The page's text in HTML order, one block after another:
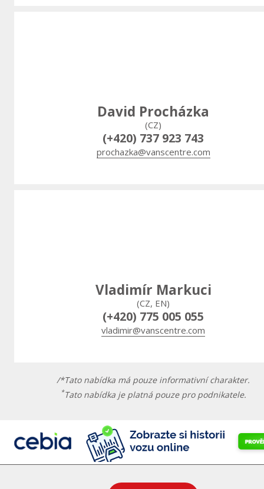
David Procházka
(CZ)
(+420) 737 923 743
prochazka@vanscentre.com
Vladimír Markuci
(CZ, EN)
(+420) 775 005 055
vladimir@vanscentre.com
/*Tato nabídka má pouze informativní charakter.
*Tato nabídka je platná pouze pro podnikatele.